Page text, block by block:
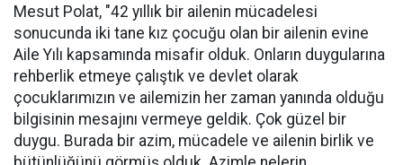
Mesut Polat, "42 yıllık bir ailenin mücadelesi
sonucunda iki tane kız çocuğu olan bir ailenin evine
Aile Yılı kapsamında misafir olduk. Onların duygularına
rehberlik etmeye çalıştık ve devlet olarak
çocuklarımızın ve ailemizin her zaman yanında olduğu
bilgisinin mesajını vermeye geldik. Çok güzel bir
duygu. Burada bir azim, mücadele ve ailenin birlik ve